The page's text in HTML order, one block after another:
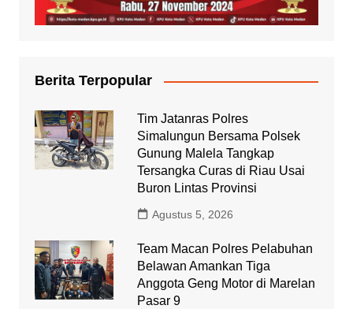
Berita Terpopular
Tim Jatanras Polres
Simalungun Bersama Polsek
Gunung Malela Tangkap
Tersangka Curas di Riau Usai
Buron Lintas Provinsi
Agustus 5, 2026
Team Macan Polres Pelabuhan
Belawan Amankan Tiga
Anggota Geng Motor di Marelan
Pasar 9